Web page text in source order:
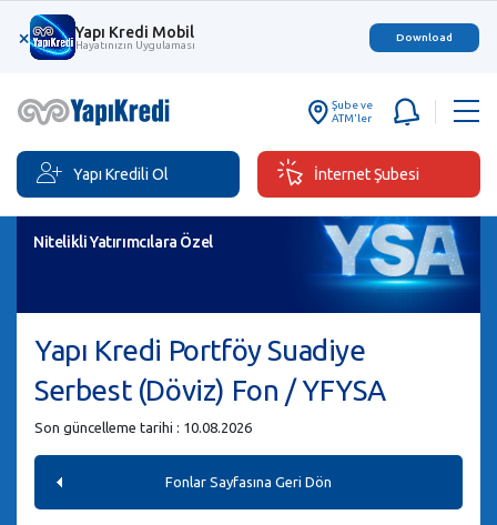
× Yapı Kredi Mobil
Hayatınızın Uygulaması
Download
Şube ve
ATM'ler
Yapı Kredili Ol İnternet Şubesi
Nitelikli Yatırımcılara Özel
Yapı Kredi Portföy Suadiye
Serbest (Döviz) Fon / YFYSA
Son güncelleme tarihi : 10.08.2026
Fonlar Sayfasına Geri Dön